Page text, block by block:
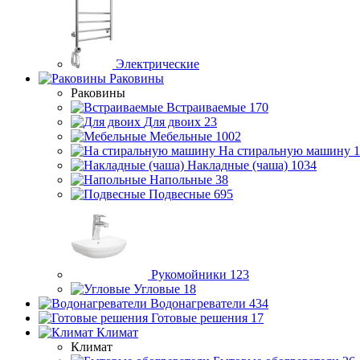
Электрические
Раковины
Раковины
Встраиваемые 170
Для двоих 23
Мебельные 1002
На стиральную машину
Накладные (чаша) 1034
Напольные 38
Подвесные 695
Рукомойники 123
Угловые 18
Водонагреватели 434
Готовые решения 17
Климат
Климат